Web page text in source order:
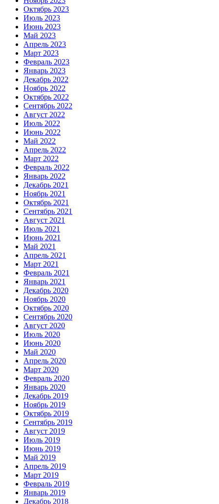
Октябрь 2023
Июль 2023
Июнь 2023
Май 2023
Апрель 2023
Март 2023
Февраль 2023
Январь 2023
Декабрь 2022
Ноябрь 2022
Октябрь 2022
Сентябрь 2022
Август 2022
Июль 2022
Июнь 2022
Май 2022
Апрель 2022
Март 2022
Февраль 2022
Январь 2022
Декабрь 2021
Ноябрь 2021
Октябрь 2021
Сентябрь 2021
Август 2021
Июль 2021
Июнь 2021
Май 2021
Апрель 2021
Март 2021
Февраль 2021
Январь 2021
Декабрь 2020
Ноябрь 2020
Октябрь 2020
Сентябрь 2020
Август 2020
Июль 2020
Июнь 2020
Май 2020
Апрель 2020
Март 2020
Февраль 2020
Январь 2020
Декабрь 2019
Ноябрь 2019
Октябрь 2019
Сентябрь 2019
Август 2019
Июль 2019
Июнь 2019
Май 2019
Апрель 2019
Март 2019
Февраль 2019
Январь 2019
Декабрь 2018